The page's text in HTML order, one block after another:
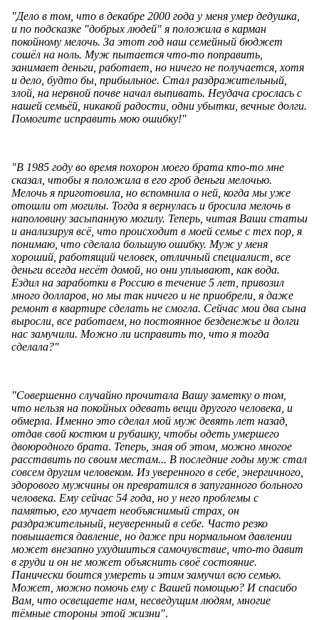
"Дело в том, что в декабре 2000 года у меня умер дедушка,
и по подсказке "добрых людей" я положила в карман
покойному мелочь. За этот год наш семейный бюджет
сошёл на ноль. Муж пытается что-то поправить,
занимает деньги, работает, но ничего не получается, хотя
и дело, будто бы, прибыльное. Стал раздражительный,
злой, на нервной почве начал выпивать. Неудача срослась с
нашей семьёй, никакой радости, одни убытки, вечные долги.
Помогите исправить мою ошибку!"
"В 1985 году во время похорон моего брата кто-то мне
сказал, чтобы я положила в его гроб деньги мелочью.
Мелочь я приготовила, но вспомнила о ней, когда мы уже
отошли от могилы. Тогда я вернулась и бросила мелочь в
наполовину засыпанную могилу. Теперь, читая Ваши статьи
и анализируя всё, что происходит в моей семье с тех пор, я
понимаю, что сделала большую ошибку. Муж у меня
хороший, работящий человек, отличный специалист, все
деньги всегда несёт домой, но они уплывают, как вода.
Ездил на заработки в Россию в течение 5 лет, привозил
много долларов, но мы так ничего и не приобрели, я даже
ремонт в квартире сделать не смогла. Сейчас мои два сына
выросли, все работаем, но постоянное безденежье и долги
нас замучили. Можно ли исправить то, что я тогда
сделала?"
"Совершенно случайно прочитала Вашу заметку о том,
что нельзя на покойных одевать вещи другого человека, и
обмерла. Именно это сделал мой муж девять лет назад,
отдав свой костюм и рубашку, чтобы одеть умершего
двоюродного брата. Теперь, зная об этом, можно многое
расставить по своим местам... В последние годы муж стал
совсем другим человеком. Из уверенного в себе, энергичного,
здорового мужчины он превратился в запуганного больного
человека. Ему сейчас 54 года, но у него проблемы с
памятью, его мучает необъяснимый страх, он
раздражительный, неуверенный в себе. Часто резко
повышается давление, но даже при нормальном давлении
может внезапно ухудшиться самочувствие, что-то давит
в груди и он не может объяснить своё состояние.
Панически боится умереть и этим замучил всю семью.
Может, можно помочь ему с Вашей помощью? И спасибо
Вам, что освещаете нам, несведущим людям, многие
тёмные стороны этой жизни".